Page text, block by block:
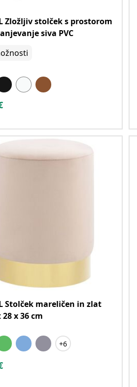
Zložljiv stolček s prostorom
siva PVC
Stolček mareličen in zlat
x 36 cm
+6